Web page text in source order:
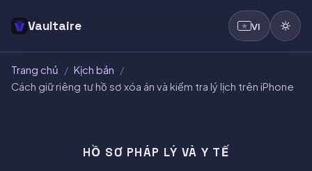
Vaultaire VI
Trang chủ / Kịch bản /
Cách giữ riêng tư hồ sơ xóa án và kiểm tra lý lịch trên iPhone
HỒ SƠ PHÁP LÝ VÀ Y TẾ